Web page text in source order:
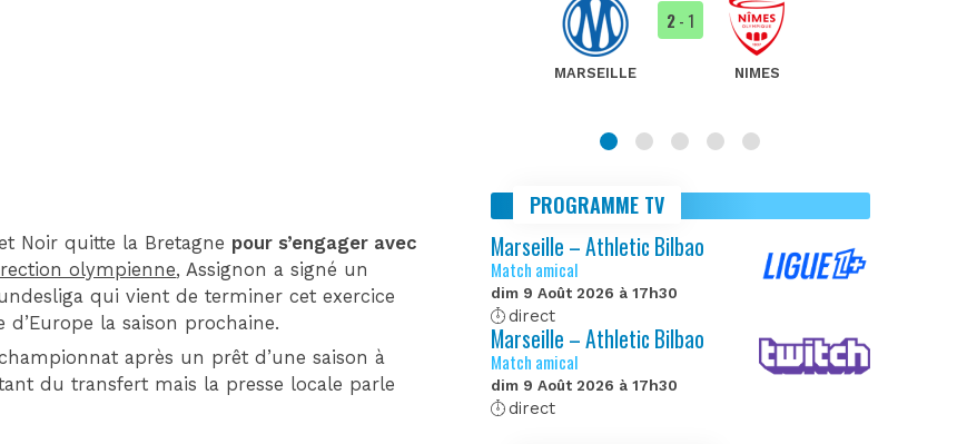
Noir quitte la Bretagne pour s’engager avec
olympienne, Assignon a signé un
qui vient de terminer cet exercice
la saison prochaine.
après un prêt d’une saison à
du transfert mais la presse locale parle
MARSEILLE
2- 1
NIMES
PROGRAMME TV
Marseille – Athletic Bilbao
Match amical
dim 9 Août 2026 à 17h30
direct
Marseille – Athletic Bilbao
Match amical
dim 9 Août 2026 à 17h30
direct